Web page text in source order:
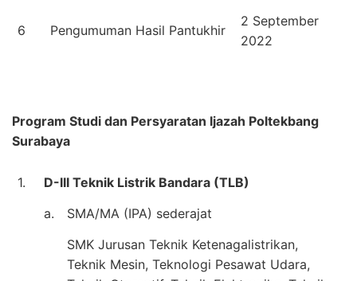
6 Pengumuman Hasil Pantukhir
2 September
2022
Program Studi dan Persyaratan Ijazah Poltekbang
Surabaya
1.
D-III Teknik Listrik Bandara (TLB)
a.
SMA/MA (IPA) sederajat
SMK Jurusan Teknik Ketenagalistrikan,
Teknik Mesin, Teknologi Pesawat Udara,